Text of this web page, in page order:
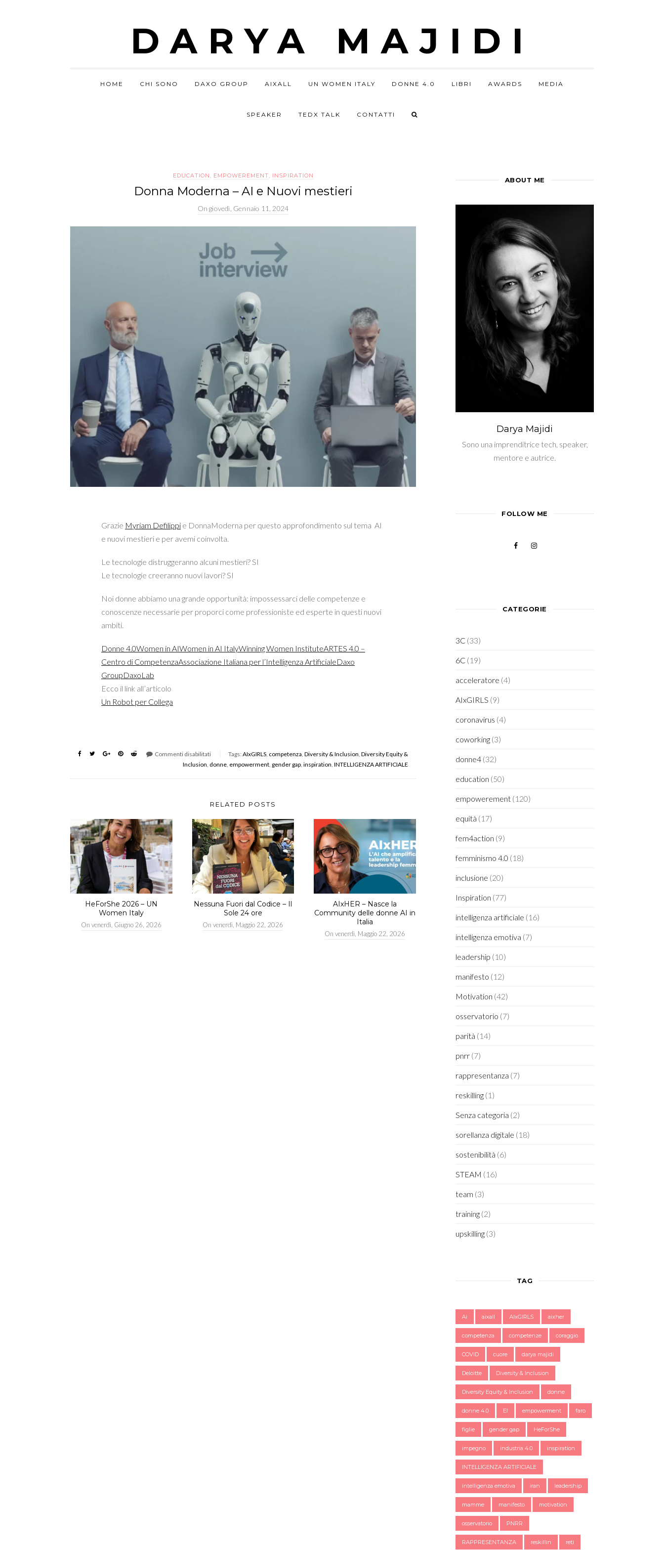
DARYA MAJIDI
HOME CHI SONO DAXO GROUP AIXALL UN WOMEN ITALY DONNE 4.0 LIBRI AWARDS MEDIA
SPEAKER TEDX TALK CONTATTI
EDUCATION , EMPOWEREMENT, INSPIRATION
Donna Moderna – AI e Nuovi mestieri
Ongiovedì, Gennaio 11, 2024
Grazie Myriam Defilippi e DonnaModerna per questo approfondimento sul tema AI
e nuovi mestieri e per avemi coinvolta.
Le tecnologie distruggeranno alcuni mestieri? SI
Le tecnologie creeranno nuovi lavori? SI
Noi donne abbiamo una grande opportunità: impossessarci delle competenze e
conoscenze necessarie per proporci come professioniste ed esperte in questi nuovi
ambiti.
Donne 4.0Women in AIWomen in AI ItalyWinning Women InstituteARTES 4.0 –
Centro di CompetenzaAssociazione Italiana per l’Intelligenza ArtificialeDaxo
GroupDaxoLab
Ecco il link all’articolo
Un Robot per Collega
Commenti disabilitati Tags:AIxGIRLS competenza Diversity & Inclusion Diversity Equity &
Inclusion donne empowerment gender gap inspiration INTELLIGENZA ARTIFICIALE
RELATED POSTS
HeForShe 2026 – UN
Women Italy
On venerdì, Giugno 26, 2026
Nessuna Fuori dal Codice – Il
Sole 24 ore
Onvenerdì, Maggio 22, 2026
AIxHER – Nasce la
Community delle donne AI in
Italia
Onvenerdì, Maggio 22, 2026
ABOUT ME
Darya Majidi
Sono una imprenditrice tech, speaker,
mentore e autrice.
FOLLOW ME
CATEGORIE
3C (33)
6C (19)
acceleratore (4)
AIxGIRLS (9)
coronavirus (4)
coworking (3)
donne4 (32)
education (50)
empowerement (120)
equità (17)
fem4action (9)
femminismo 4.0 (18)
inclusione (20)
Inspiration (77)
intelligenza artificiale (16)
intelligenza emotiva (7)
leadership (10)
manifesto (12)
Motivation (42)
osservatorio (7)
parità (14)
pnrr (7)
rappresentanza (7)
reskilling (1)
Senza categoria (2)
sorellanza digitale (18)
sostenibilità (6)
STEAM (16)
team (3)
training (2)
upskilling (3)
TAG
Ai aixall AIxGIRLS aixher
competenza competenze coraggio
COVID cuore darya majidi
Deloitte Diversity & Inclusion
Diversity Equity & Inclusion donne
donne 4.0 EI empowerment faro
figlie gender gap HeForShe
impegno industria 4.0 inspiration
INTELLIGENZA ARTIFICIALE
intelligenza emotiva iran leadership
mamme manifesto motivation
osservatorio PNRR
RAPPRESENTANZA reskillin reti